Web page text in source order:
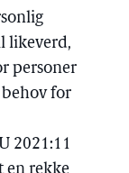
likeverd,
personer
for
2021:11